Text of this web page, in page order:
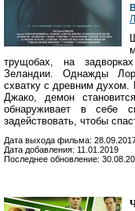
трущобах, на
Зеландии. Однажды
схватку с древним
Джако, демон
обнаруживает в себе
задействовать, чтобы
Дата выхода фильма:
Дата добавления: 11.01.2019
Последнее обновление: